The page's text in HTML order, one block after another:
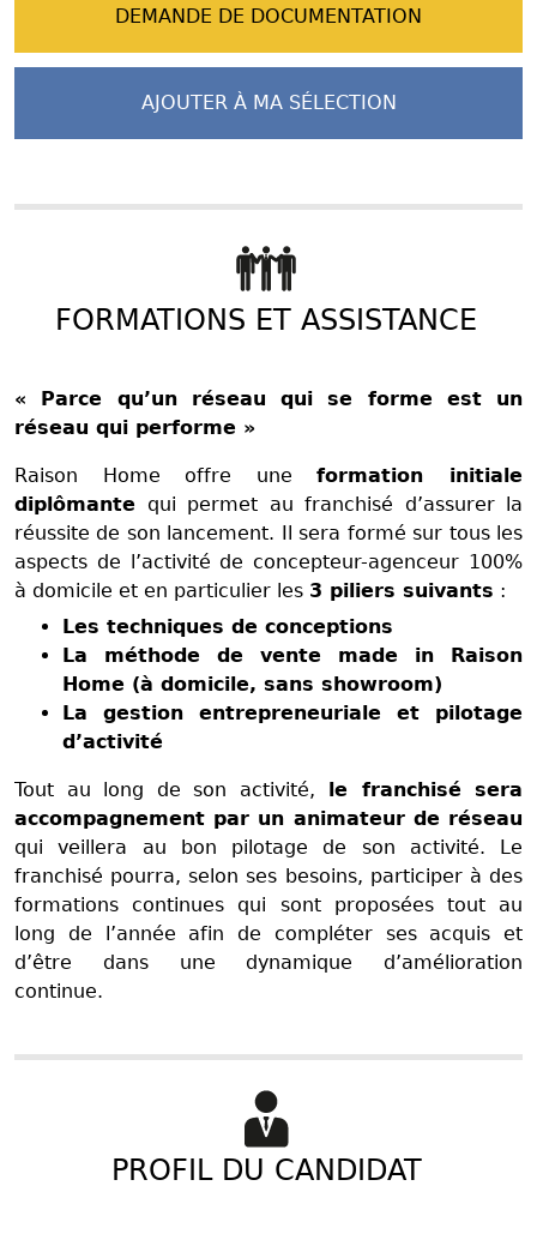
DEMANDE DE DOCUMENTATION
AJOUTER À MA SÉLECTION
FORMATIONS ET ASSISTANCE
« Parce qu’un réseau qui se forme est un
réseau qui performe »
Raison Home offre uneformation initiale
diplômante qui permet au franchisé d’assurer la
réussite de son lancement. Il sera formé sur tous les
aspects de l’activité de concepteur-agenceur 100%
à domicile et en particulier les 3 piliers suivants :
Les techniques de conceptions
La méthode de vente made in Raison
Home (à domicile, sans showroom)
La gestion entrepreneuriale et pilotage
d’activité
Tout au long de son activité, le franchisé sera
accompagnement par un animateur de réseau
qui veillera au bon pilotage de son activité. Le
franchisé pourra, selon ses besoins, participer à des
formations continues qui sont proposées tout au
long de l’année afin de compléter ses acquis et
d’être dans une dynamique d’amélioration
continue.
PROFIL DU CANDIDAT